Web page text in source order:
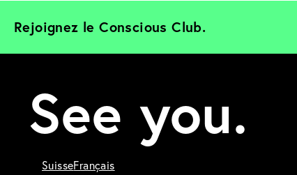
Rejoignez le Conscious Club.
See you.
SuisseFrançais